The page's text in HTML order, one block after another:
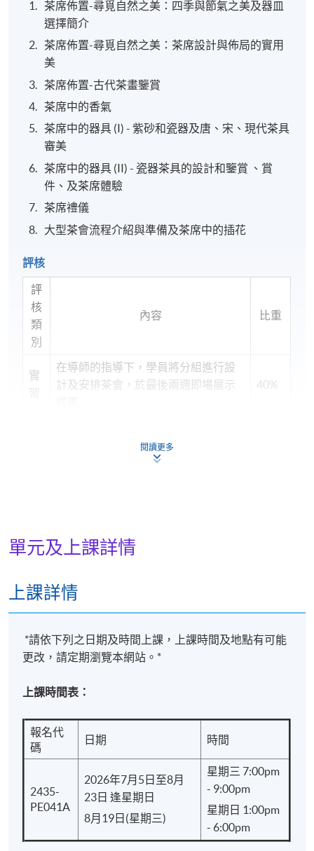
茶席佈置-尋覓自然之美：四季與節氣之美及器皿
選擇簡介
茶席佈置-尋覓自然之美：茶席設計與佈局的實用
美
茶席佈置-古代茶畫鑒賞
茶席中的香氣
茶席中的器具 (I) - 紫砂和瓷器及唐、宋、現代茶具
審美
茶席中的器具 (II) - 瓷器茶具的設計和鑒賞 、賞
件、及茶席體驗
茶席禮儀
大型茶會流程介紹與準備及茶席中的插花
評核
評
核
類
別
內容 比重
實
習
在導師的指導下，學員將分組進行設
計及安排茶會，於最後兩週即場展示
40%
稿軟件)演示茶席設計概念及茶會流程
港大學專業進修學院頒授「證書（單元：茶席導
論）」：
出席率達70%或以上；及
於指定時間內完成所有作業，並取得合格成績
學院將盡量按所列的資料安排課程，惟學院保留在有
需要的情況下作出改動的權利。學員將獲另行通知。
2435-PE041A
閱讀更多
單元及上課詳情
上課詳情
*請依下列之日期及時間上課，上課時間及地點有可能
更改，請定期瀏覽本網站。*
上課時間表：
報名代
碼
日期 時間
2435-
PE041A
2026年7月5日至8月
23日 逢星期日
8月19日(星期三)
星期三 7:00pm
- 9:00pm
星期日 1:00pm
- 6:00pm